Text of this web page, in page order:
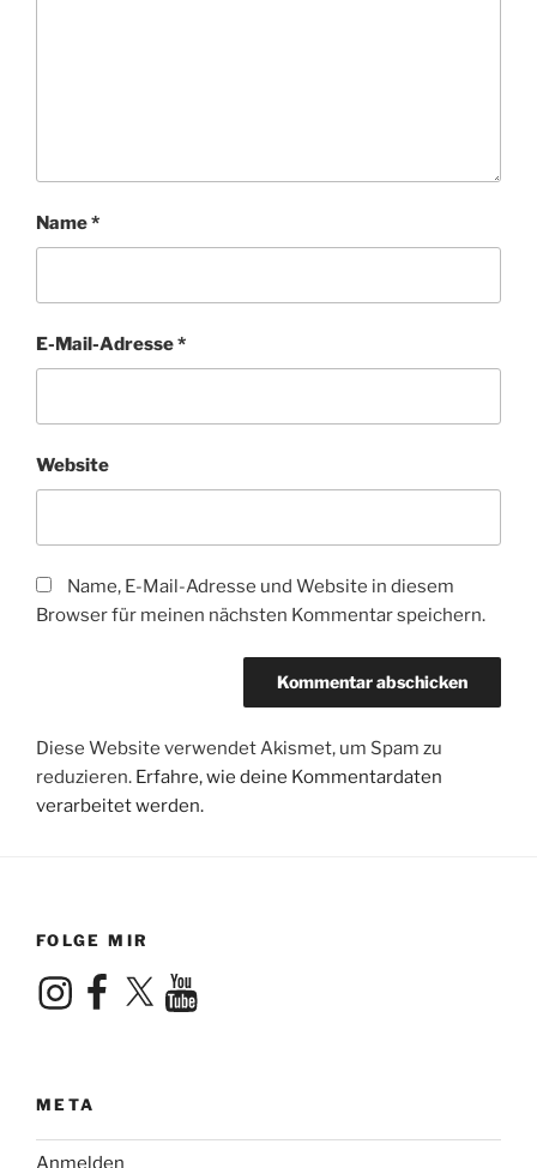
Name*
E-Mail-Adresse*
Website
Name, E-Mail-Adresse und Website in diesem
Browser für meinen nächsten Kommentar speichern.
Diese Website verwendet Akismet, um Spam zu
reduzieren. Erfahre, wie deine Kommentardaten
verarbeitet werden.
FOLGE MIR
InstagramFacebook
X YouTube
META